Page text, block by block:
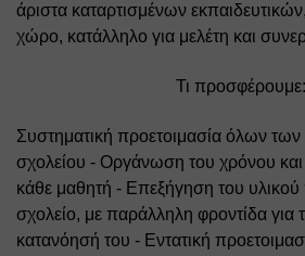
άριστα καταρτισμένων
χώρο, κατάλληλο για μελέτη και
Τι προσφέρουμε:
Συστηματική προετοιμασία όλων
σχολείου - Οργάνωση του χρόνου
κάθε μαθητή - Επεξήγηση του
σχολείο, με παράλληλη φροντίδα για
κατανόησή του - Εντατική